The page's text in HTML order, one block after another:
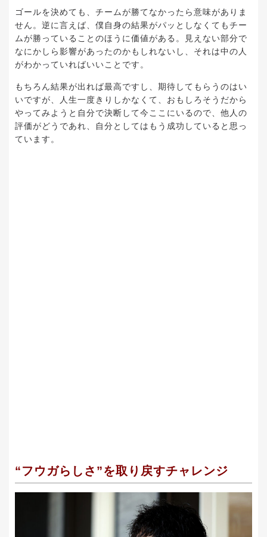
ゴールを決めても、チームが勝てなかったら意味がありま
せん。逆に言えば、僕自身の結果がパッとしなくてもチー
ムが勝っていることのほうに価値がある。見えない部分で
なにかしら影響があったのかもしれないし、それは中の人
がわかっていればいいことです。
もちろん結果が出れば最高ですし、期待してもらうのはい
いですが、人生一度きりしかなくて、おもしろそうだから
やってみようと自分で決断して今ここにいるので、他人の
評価がどうであれ、自分としてはもう成功していると思っ
ています。
“フウガらしさ”を取り戻すチャレンジ